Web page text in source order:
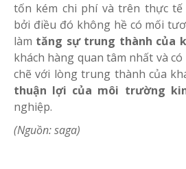
tốn kém chi phí và trên thực tế
bởi điều đó không hề có mối
làm tăng sự trung thành của
khách hàng quan tâm nhất và
chẽ với lòng trung thành của
thuận lợi của môi trường
nghiệp.
(Nguồn: saga)